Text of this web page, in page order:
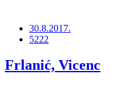
30.8.2017.
5222
Frlanić, Vicenc